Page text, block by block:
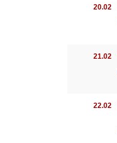
20.02
21.02
22.02